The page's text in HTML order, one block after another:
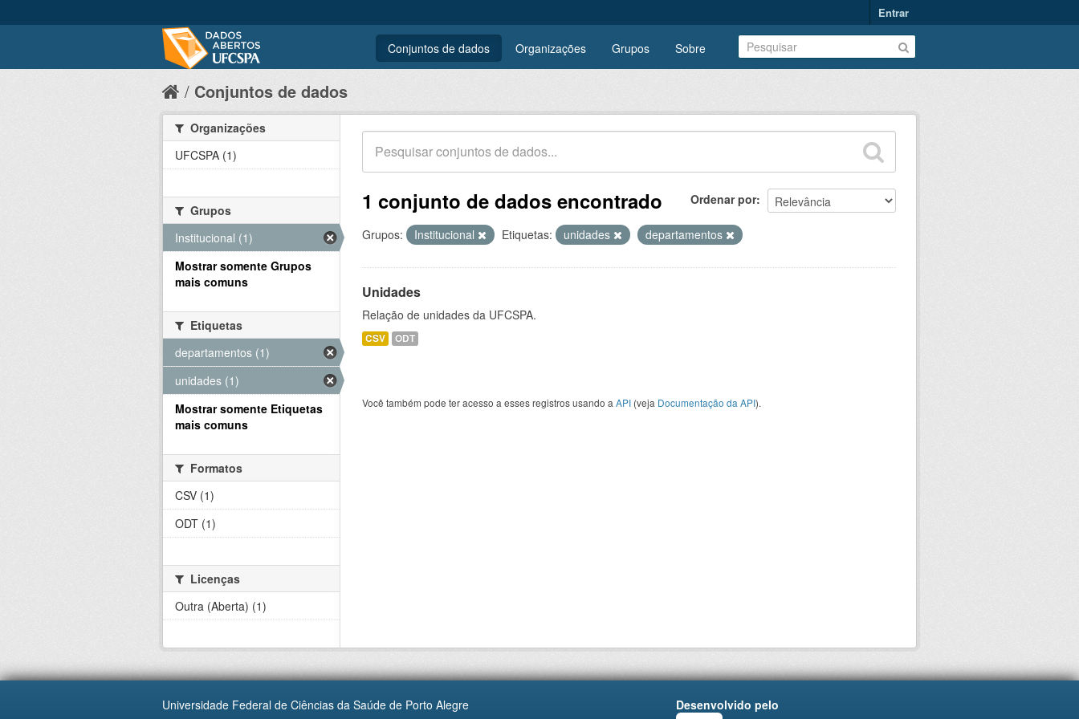
Entrar
Conjuntos de dados Organizações Grupos Sobre
Conjuntos de dados
Ordenar por
1 conjunto de dados encontrado
Grupos: Institucional Etiquetas: unidades departamentos
Unidades
Relação de unidades da UFCSPA.
CSV ODT
Você também pode ter acesso a esses registros usando a API (veja Documentação da API).
Organizações
UFCSPA (1)
Grupos
Institucional (1)
Mostrar somente Grupos
mais comuns
Etiquetas
departamentos (1)
unidades (1)
Mostrar somente Etiquetas
mais comuns
Formatos
CSV (1)
ODT (1)
Licenças
Outra (Aberta) (1)
Universidade Federal de Ciências da Saúde de Porto Alegre
Desenvolvido pelo